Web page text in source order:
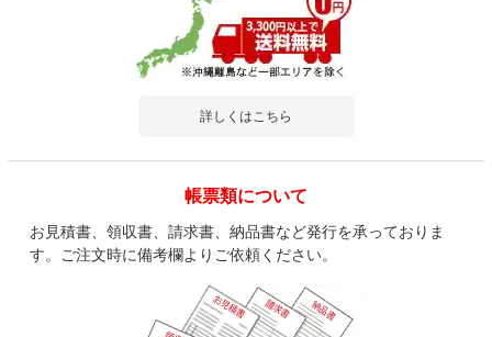
詳しくはこちら
帳票類について
お見積書、領収書、請求書、納品書など発行を承っておりま
す。ご注文時に備考欄よりご依頼ください。